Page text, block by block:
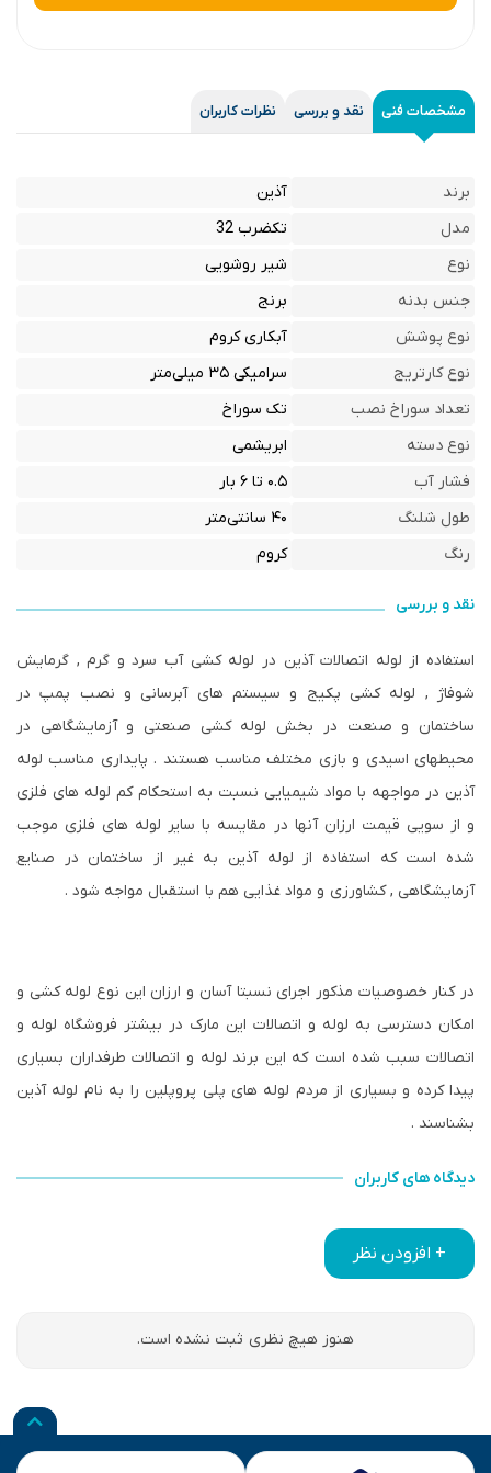
مشخصات فنی نقد و بررسی نظرات کاربران
برند
آذین
مدل
تکضرب 32
نوع
شیر روشویی
جنس بدنه
برنج
نوع پوشش
آبکاری کروم
نوع کارتریج
سرامیکی ۳۵ میلی‌متر
تعداد سوراخ نصب
تک سوراخ
نوع دسته
ابریشمی
فشار آب
۰.۵ تا ۶ بار
طول شلنگ
۴۰ سانتی‌متر
رنگ
کروم
نقد و بررسی
استفاده از لوله اتصالات آذین در لوله کشی آب سرد و گرم , گرمایش
شوفاژ , لوله کشی پکیج و سیستم های آبرسانی و نصب پمپ در
ساختمان و صنعت در بخش لوله کشی صنعتی و آزمایشگاهی در
محیطهای اسیدی و بازی مختلف مناسب هستند . پایداری مناسب لوله
آذین در مواجهه با مواد شیمیایی نسبت به استحکام کم لوله های فلزی
و از سویی قیمت ارزان آنها در مقایسه با سایر لوله های فلزی موجب
شده است که استفاده از لوله آذین به غیر از ساختمان در صنایع
آزمایشگاهی , کشاورزی و مواد غذایی هم با استقبال مواجه شود .
در کنار خصوصیات مذکور اجرای نسبتا آسان و ارزان این نوع لوله کشی و
امکان دسترسی به لوله و اتصالات این مارک در بیشتر فروشگاه لوله و
اتصالات سبب شده است که این برند لوله و اتصالات طرفداران بسیاری
پیدا کرده و بسیاری از مردم لوله های پلی پروپلین را به نام لوله آذین
بشناسند .
دیدگاه های کاربران
+ افزودن نظر
هنوز هیچ نظری ثبت نشده است.